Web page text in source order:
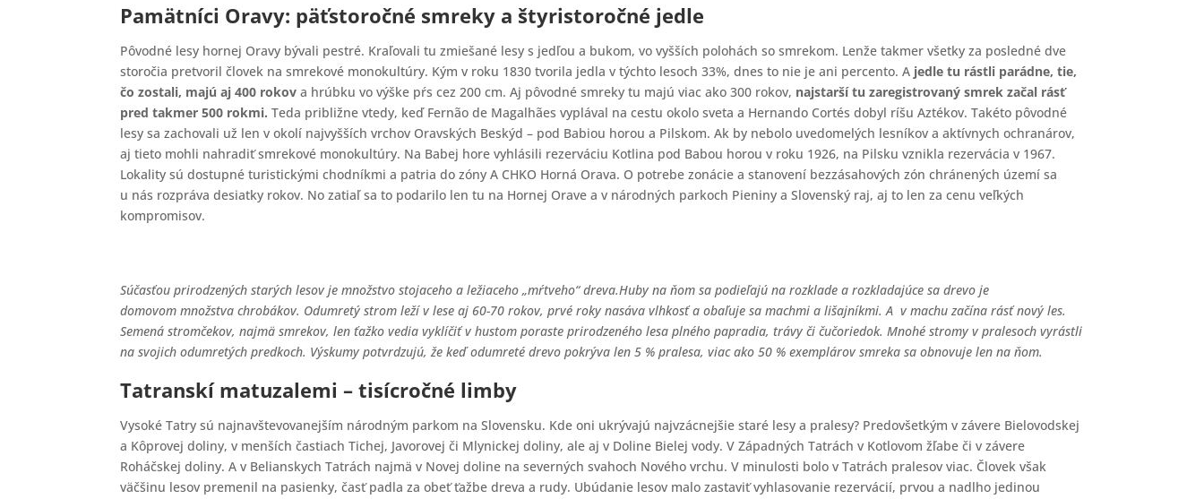
Pamätníci Oravy: päťstoročné smreky a štyristoročné jedle
Pôvodné lesy hornej Oravy bývali pestré. Kraľovali tu zmiešané lesy s jedľou a bukom, vo vyšších polohách so smrekom. Lenže takmer všetky za posledné dve
storočia pretvoril človek na smrekové monokultúry. Kým v roku 1830 tvorila jedla v týchto lesoch 33%, dnes to nie je ani percento. A jedle tu rástli parádne, tie,
čo zostali, majú aj 400 rokov a hrúbku vo výške pŕs cez 200 cm. Aj pôvodné smreky tu majú viac ako 300 rokov, najstarší tu zaregistrovaný smrek začal rásť
pred takmer 500 rokmi.Teda približne vtedy, keď Fernão de Magalhães vyplával na cestu okolo sveta a Hernando Cortés dobyl ríšu Aztékov. Takéto pôvodné
lesy sa zachovali už len v okolí najvyšších vrchov Oravských Beskýd – pod Babiou horou a Pilskom. Ak by nebolo uvedomelých lesníkov a aktívnych ochranárov,
aj tieto mohli nahradiť smrekové monokultúry. Na Babej hore vyhlásili rezerváciu Kotlina pod Babou horou v roku 1926, na Pilsku vznikla rezervácia v 1967.
Lokality sú dostupné turistickými chodníkmi a patria do zóny A CHKO Horná Orava. O potrebe zonácie a stanovení bezzásahových zón chránených území sa
u nás rozpráva desiatky rokov. No zatiaľ sa to podarilo len tu na Hornej Orave a v národných parkoch Pieniny a Slovenský raj, aj to len za cenu veľkých
kompromisov.
Súčasťou prirodzených starých lesov je množstvo stojacehoa ležiaceho „mŕtveho“ dreva.Huby na ňom sa podieľajú na rozklade a rozkladajúce sa drevo je
domovom množstva chrobákov. Odumretý strom leží v lese aj 60-70 rokov, prvé roky nasáva vlhkosť a obaľuje sa machmi a lišajníkmi. A v machu začína rásť nový les.
Semená stromčekov, najmä smrekov, len ťažko vedia vyklíčiť v hustom poraste prirodzeného lesa plného papradia, trávy či čučoriedok. Mnohé stromy v pralesoch vyrástli
na svojich odumretých predkoch. Výskumy potvrdzujú, že keď odumreté drevo pokrýva len 5 % pralesa, viac ako 50 % exemplárov smreka sa obnovuje len na ňom.
Tatranskí matuzalemi – tisícročné limby
Vysoké Tatry sú najnavštevovanejším národným parkom na Slovensku. Kde oni ukrývajú najvzácnejšie staré lesy a pralesy? Predovšetkým v závere Bielovodskej
a Kôprovej doliny, v menších častiach Tichej, Javorovej či Mlynickej doliny, ale aj v Doline Bielej vody. V Západných Tatrách v Kotlovom žľabe či v závere
Roháčskej doliny. A v Belianskych Tatrách najmä v Novej doline na severných svahoch Nového vrchu. V minulosti bolo v Tatrách pralesov viac. Človek však
väčšinu lesov premenil na pasienky, časť padla za obeť ťažbe dreva a rudy. Ubúdanie lesov malo zastaviť vyhlasovanie rezervácií, prvou a nadlho jedinou